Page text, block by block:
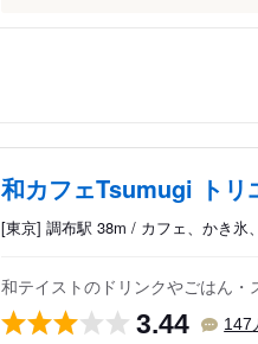
和カフェTsumugi トリ
[東京] 調布駅 38m / カフェ、かき氷、
和テイストのドリンクやごはん・
3.44 147